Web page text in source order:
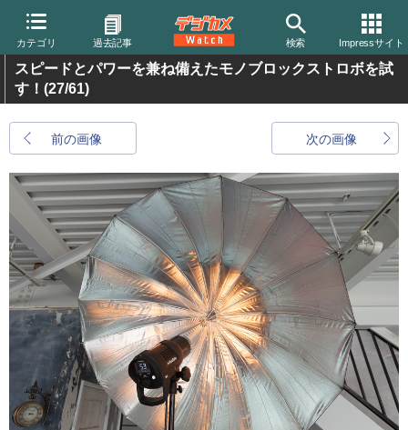
カテゴリ 過去記事 検索 Impressサイト
スピードとパワーを兼ね備えたモノブロックストロボを試
す！ (27/61)
前の画像 次の画像